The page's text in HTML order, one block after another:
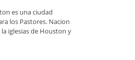
es una ciudad
los Pastores. Nacion
iglesias de Houston y